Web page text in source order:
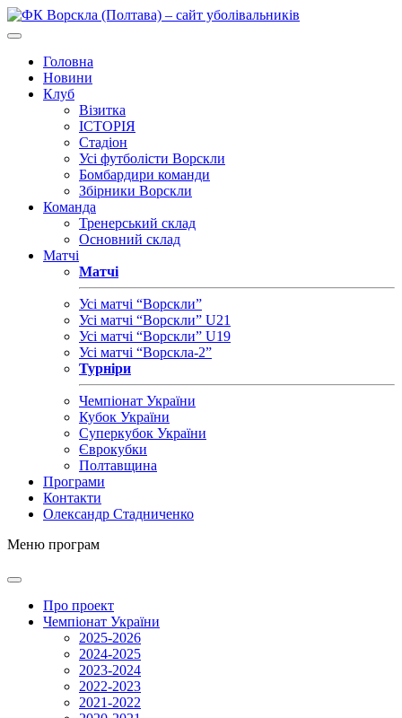
Головна
Новини
Клуб
Візитка
ІСТОРІЯ
Стадіон
Усі футболісти Ворскли
Бомбардири команди
Збірники Ворскли
Команда
Тренерський склад
Основний склад
Матчі
Матчі
Усі матчі “Ворскли”
Усі матчі “Ворскли” U21
Усі матчі “Ворскли” U19
Усі матчі “Ворскла-2”
Турніри
Чемпіонат України
Кубок України
Суперкубок України
Єврокубки
Полтавщина
Програми
Контакти
Олександр Стадниченко
Меню програм
Про проект
Чемпіонат України
2025-2026
2024-2025
2023-2024
2022-2023
2021-2022